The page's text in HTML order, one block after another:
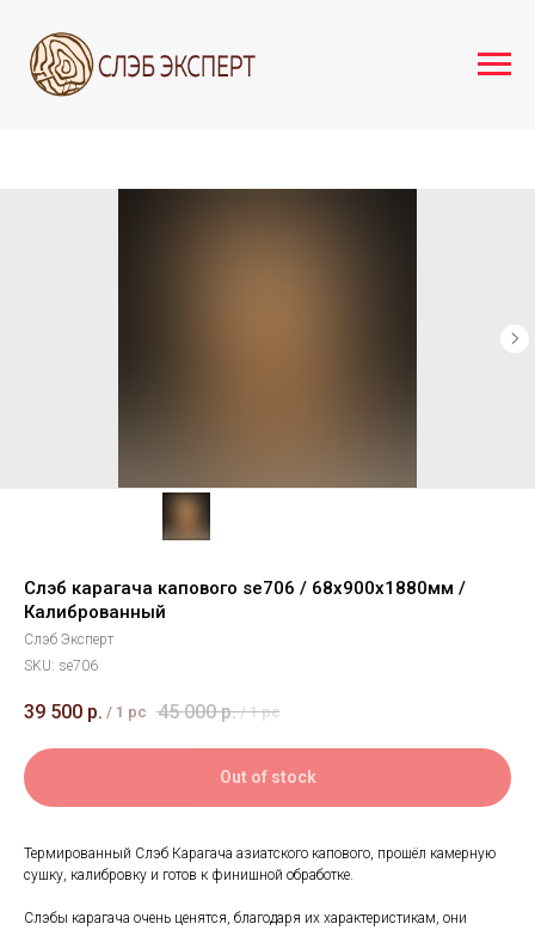
Слэб карагача капового se706 / 68х900х1880мм /
Калиброванный
Слэб Эксперт
SKU: se706
39 500 р. / 1 pc 45 000 р. / 1 pc
Out of stock
Термированный Слэб Карагача азиатского капового, прошёл камерную
сушку, калибровку и готов к финишной обработке.
Слэбы карагача очень ценятся, благодаря их характеристикам, они